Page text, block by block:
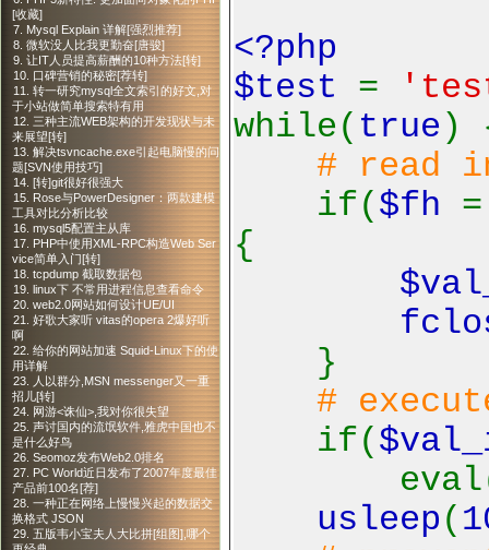
[收藏]
7. Mysql Explain 详解[强烈推荐]
8. 微软没人比我更勤奋[唐骏]
9. 让IT人员提高薪酬的10种方法[转]
10. 口碑营销的秘密[荐转]
11. 转一研究mysql全文索引的好文,对
于小站做简单搜索特有用
12. 三种主流WEB架构的开发现状与未
来展望[转]
13. 解决tsvncache.exe引起电脑慢的问
题[SVN使用技巧]
14. [转]git很好很强大
15. Rose与PowerDesigner：两款建模
工具对比分析比较
16. mysql5配置主从库
17. PHP中使用XML-RPC构造Web Ser
vice简单入门[转]
18. tcpdump 截取数据包
19. linux下 不常用进程信息查看命令
20. web2.0网站如何设计UE/UI
21. 好歌大家听 vitas的opera 2爆好听
啊
22. 给你的网站加速 Squid-Linux下的使
用详解
23. 人以群分,MSN messenger又一重
招儿[转]
24. 网游<诛仙>,我对你很失望
25. 声讨国内的流氓软件,雅虎中国也不
是什么好鸟
26. Seomoz发布Web2.0排名
27. PC World近日发布了2007年度最佳
产品前100名[荐]
28. 一种正在网络上慢慢兴起的数据交
换格式 JSON
29. 五版韦小宝夫人大比拼[组图],哪个
<?php
$test =
while( true )
# read
if($fh
{
}
#
if(
usleep(